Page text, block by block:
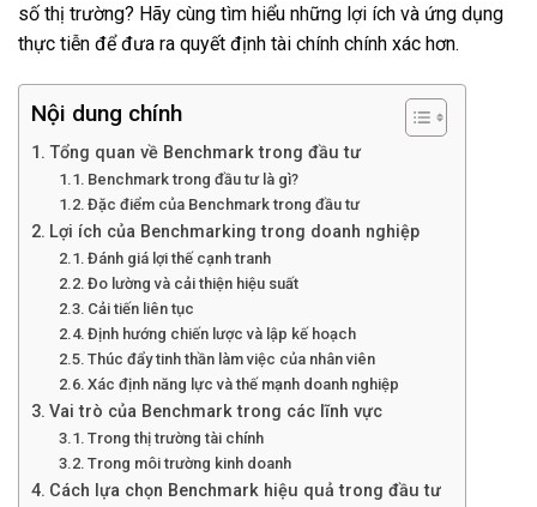
số thị trường? Hãy cùng tìm hiểu những lợi ích và ứng dụng
thực tiễn để đưa ra quyết định tài chính chính xác hơn.
Nội dung chính
Tổng quan về Benchmark trong đầu tư
Benchmark trong đầu tư là gì?
Đặc điểm của Benchmark trong đầu tư
Lợi ích của Benchmarking trong doanh nghiệp
Đánh giá lợi thế cạnh tranh
Đo lường và cải thiện hiệu suất
Cải tiến liên tục
Định hướng chiến lược và lập kế hoạch
Thúc đẩy tinh thần làm việc của nhân viên
Xác định năng lực và thế mạnh doanh nghiệp
Vai trò của Benchmark trong các lĩnh vực
Trong thị trường tài chính
Trong môi trường kinh doanh
Cách lựa chọn Benchmark hiệu quả trong đầu tư